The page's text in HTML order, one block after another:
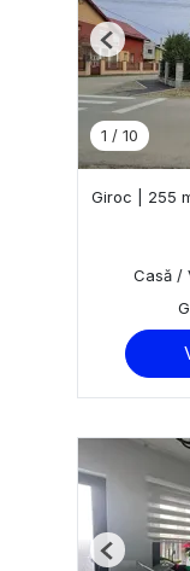
1 / 10
Previous
Giroc | 255
Casă /
Previous